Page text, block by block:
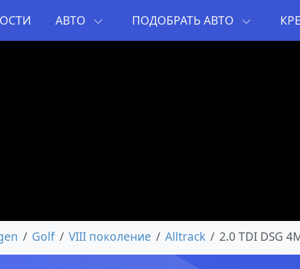
АВТО ПОДОБРАТЬ АВТО
Golf VIII поколение Alltrack 2.0 TDI DSG